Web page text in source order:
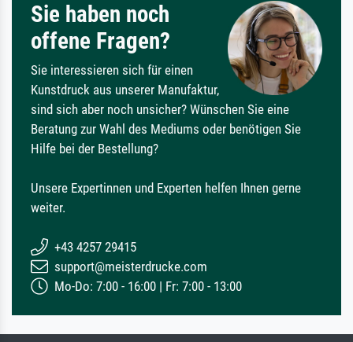
Sie haben noch
offene Fragen?
Sie interessieren sich für einen
Kunstdruck aus unserer Manufaktur,
sind sich aber noch unsicher? Wünschen Sie eine
Beratung zur Wahl des Mediums oder benötigen Sie
Hilfe bei der Bestellung?
Unsere Expertinnen und Experten helfen Ihnen gerne
weiter.
+43 4257 29415
support@meisterdrucke.com
Mo-Do: 7:00 - 16:00 | Fr: 7:00 - 13:00